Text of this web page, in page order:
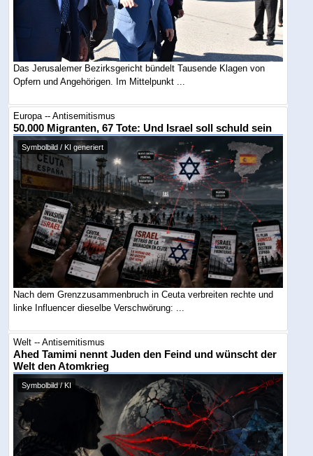
Das Jerusalemer Bezirksgericht bündelt Tausende Klagen von
Opfern und Angehörigen. Im Mittelpunkt ...
Europa -- Antisemitismus
50.000 Migranten, 67 Tote: Und Israel soll schuld sein
Symbolbild / KI generiert
Nach dem Grenzzusammenbruch in Ceuta verbreiten rechte und
linke Influencer dieselbe Verschwörung: ...
Welt -- Antisemitismus
Ahed Tamimi nennt Juden den Feind und wünscht der
Welt den Atomkrieg
Symbolbild / KI